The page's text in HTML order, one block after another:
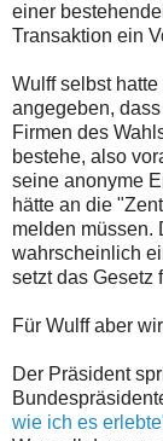
einer
Transaktion ein
Wulff selbst
angegeben,
Firmen des
bestehe, also
seine anonyme
hätte an die
melden müssen.
wahrscheinlich
setzt das Gesetz
Für Wulff aber
Der Präsident
wie ich es